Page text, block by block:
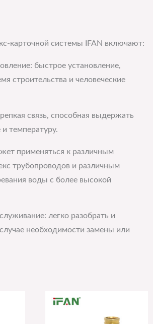
карточной системы IFAN включают:
быстрое установление,
строительства и человеческие
связь, способная выдержать
температуру.
применяться к различным
трубопроводов и различным
воды с более высокой
легко разобрать и
необходимости замены или